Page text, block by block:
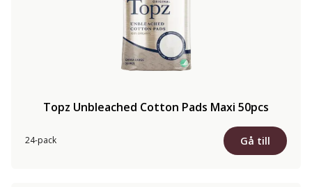
Topz Unbleached Cotton Pads Maxi 50pcs
24-pack Gå till